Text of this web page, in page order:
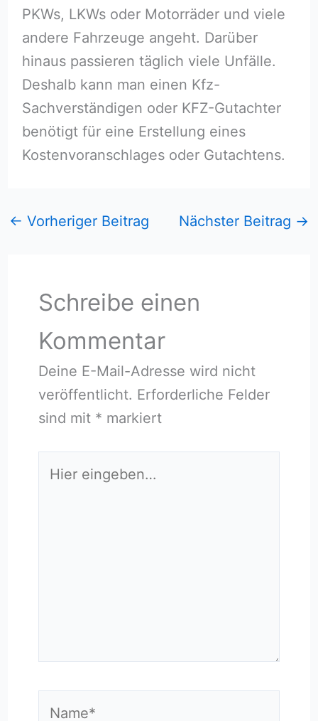
PKWs, LKWs oder Motorräder und viele
andere Fahrzeuge angeht. Darüber
hinaus passieren täglich viele Unfälle.
Deshalb kann man einen Kfz-
Sachverständigen oder KFZ-Gutachter
benötigt für eine Erstellung eines
Kostenvoranschlages oder Gutachtens.
← Vorheriger Beitrag Nächster Beitrag →
Schreibe einen
Kommentar
Deine E-Mail-Adresse wird nicht
veröffentlicht. Erforderliche Felder
sind mit * markiert
eingeben…